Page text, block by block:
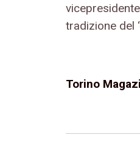
tradizione del
Torino